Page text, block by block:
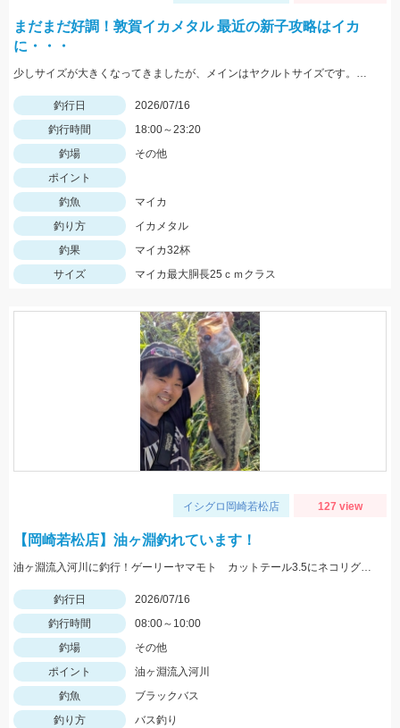
まだまだ好調！敦賀イカメタル 最近の新子攻略はイカ
に・・・
少しサイズが大きくなってきましたが、メインはヤクルトサイズです。アタリの小ささがネックとなりますので、高感度系ロッドや手数を増やしてより強いアタリがでるようにカラーローテーションは必須ですよ♪
釣行日
2026/07/16
釣行時間
18:00～23:20
釣場
その他
ポイント
釣魚
マイカ
釣り方
イカメタル
釣果
マイカ32杯
サイズ
マイカ最大胴長25ｃｍクラス
イシグロ岡崎若松店 127 view
【岡崎若松店】油ヶ淵釣れています！
油ヶ淵流入河川に釣行！ゲーリーヤマモト カットテール3.5にネコリグ0.3ｇでヒット！カットテールは初心者オススメですよ！！
釣行日
2026/07/16
釣行時間
08:00～10:00
釣場
その他
ポイント
油ヶ淵流入河川
釣魚
ブラックバス
釣り方
バス釣り